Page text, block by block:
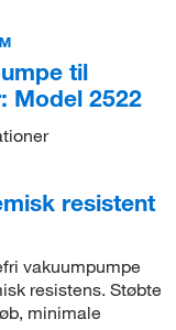
til
Model 2522
resistent
vakuumpumpe
resistens. Støbte
minimale